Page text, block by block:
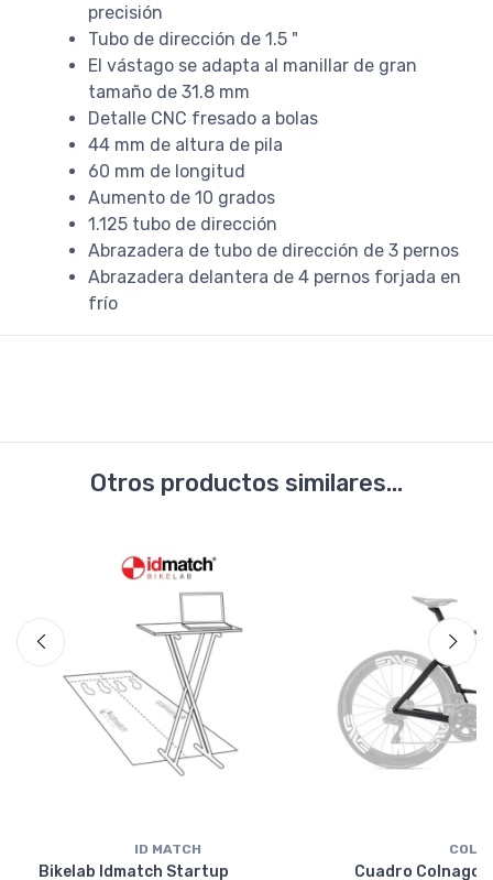
precisión
Tubo de dirección de 1.5 "
El vástago se adapta al manillar de gran
tamaño de 31.8 mm
Detalle CNC fresado a bolas
44 mm de altura de pila
60 mm de longitud
Aumento de 10 grados
1.125 tubo de dirección
Abrazadera de tubo de dirección de 3 pernos
Abrazadera delantera de 4 pernos forjada en
frío
Otros productos similares...
ID MATCH
Bikelab Idmatch Startup Cuadro Colnago